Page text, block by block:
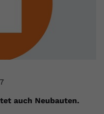
auch Neubauten.